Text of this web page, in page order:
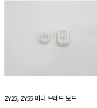
ZY25, ZY55 미니 브레드 보드